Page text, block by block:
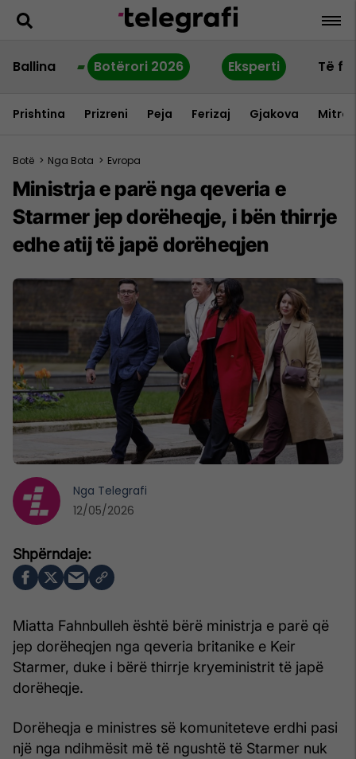
Ballina Botërori 2026 Eksperti Të
Prishtina Prizreni Peja Ferizaj Gjakova
Botë > Nga Bota > Evropa
Ministrja e parë nga qeveria e
Starmer jep dorëheqje, i bën thirrje
edhe atij të japë dorëheqjen
Miatta Fahnbulleh është bërë ministrja e parë që
jep dorëheqjen nga qeveria britanike e Keir
Starmer, duke i bërë thirrje kryeministrit të japë
dorëheqje.
Dorëheqja e ministres së komuniteteve erdhi pasi
një nga ndihmësit më të ngushtë të Starmer nuk
Nga Telegrafi
12/05/2026